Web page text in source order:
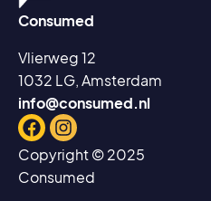
Consumed
Vlierweg 12
1032 LG, Amsterdam
info@consumed.nl
Facebook
Instagram
Copyright © 2025
Consumed